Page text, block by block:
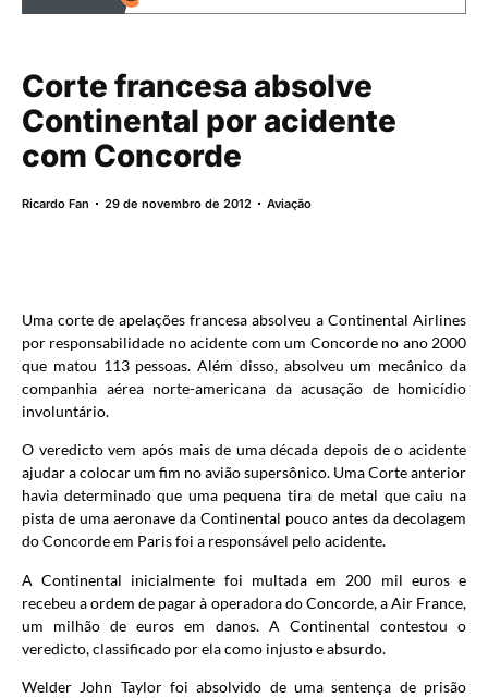
Corte francesa absolve
Continental por acidente
com Concorde
Ricardo Fan 29 de novembro de 2012 Aviação
Uma corte de apelações francesa absolveu a Continental Airlines
por responsabilidade no acidente com um Concorde no ano 2000
que matou 113 pessoas. Além disso, absolveu um mecânico da
companhia aérea norte-americana da acusação de homicídio
involuntário.
O veredicto vem após mais de uma década depois de o acidente
ajudar a colocar um fim no avião supersônico. Uma Corte anterior
havia determinado que uma pequena tira de metal que caiu na
pista de uma aeronave da Continental pouco antes da decolagem
do Concorde em Paris foi a responsável pelo acidente.
A Continental inicialmente foi multada em 200 mil euros e
recebeu a ordem de pagar à operadora do Concorde, a Air France,
um milhão de euros em danos. A Continental contestou o
veredicto, classificado por ela como injusto e absurdo.
Welder John Taylor foi absolvido de uma sentença de prisão